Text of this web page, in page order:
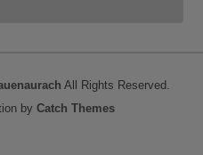
All Rights Reserved.
by Catch Themes